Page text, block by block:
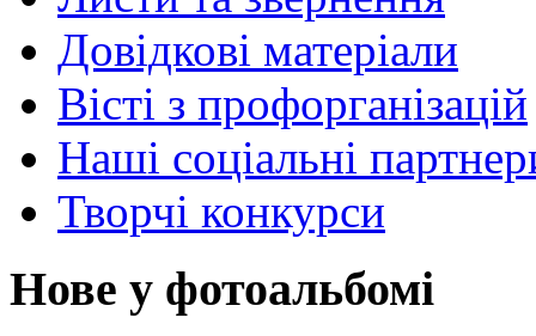
Довідкові матеріали
Вісті з профорганізацій
Наші соціальні
Творчі конкурси
Нове у фотоальбомі